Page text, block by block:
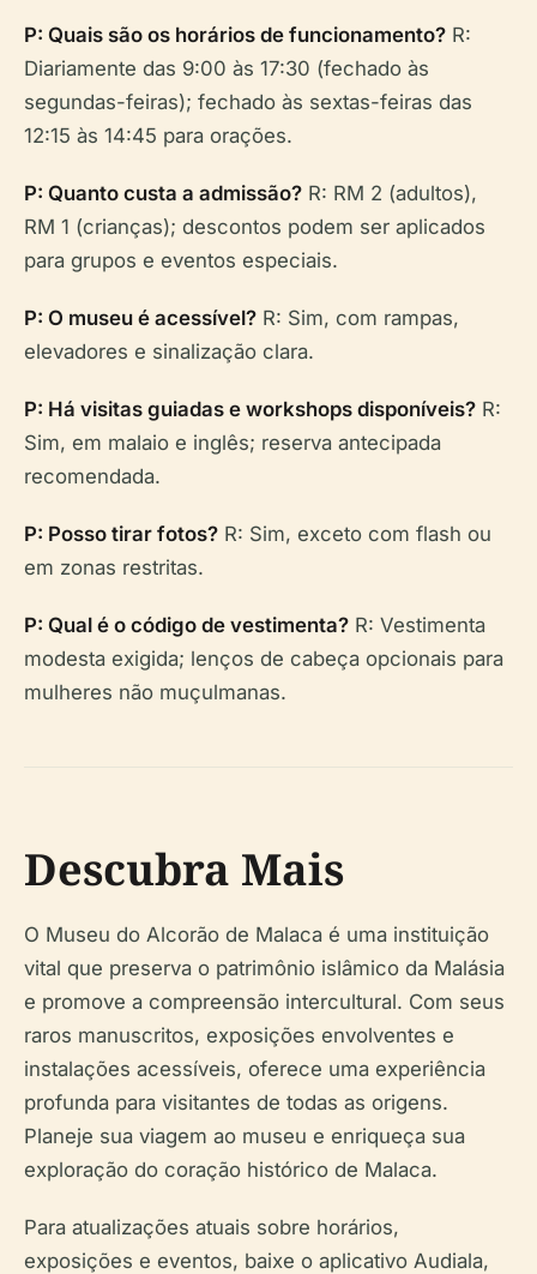
P: Quais são os horários de funcionamento? R:
Diariamente das 9:00 às 17:30 (fechado às
segundas-feiras); fechado às sextas-feiras das
12:15 às 14:45 para orações.
P: Quanto custa a admissão? R: RM 2 (adultos),
RM 1 (crianças); descontos podem ser aplicados
para grupos e eventos especiais.
P: O museu é acessível? R: Sim, com rampas,
elevadores e sinalização clara.
P: Há visitas guiadas e workshops disponíveis? R:
Sim, em malaio e inglês; reserva antecipada
recomendada.
P: Posso tirar fotos? R: Sim, exceto com flash ou
em zonas restritas.
P: Qual é o código de vestimenta? R: Vestimenta
modesta exigida; lenços de cabeça opcionais para
mulheres não muçulmanas.
Descubra Mais
O Museu do Alcorão de Malaca é uma instituição
vital que preserva o patrimônio islâmico da Malásia
e promove a compreensão intercultural. Com seus
raros manuscritos, exposições envolventes e
instalações acessíveis, oferece uma experiência
profunda para visitantes de todas as origens.
Planeje sua viagem ao museu e enriqueça sua
exploração do coração histórico de Malaca.
Para atualizações atuais sobre horários,
exposições e eventos, baixe o aplicativo Audiala,